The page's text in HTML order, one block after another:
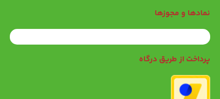
نمادها و مجوزها
پرداخت از طریق درگاه